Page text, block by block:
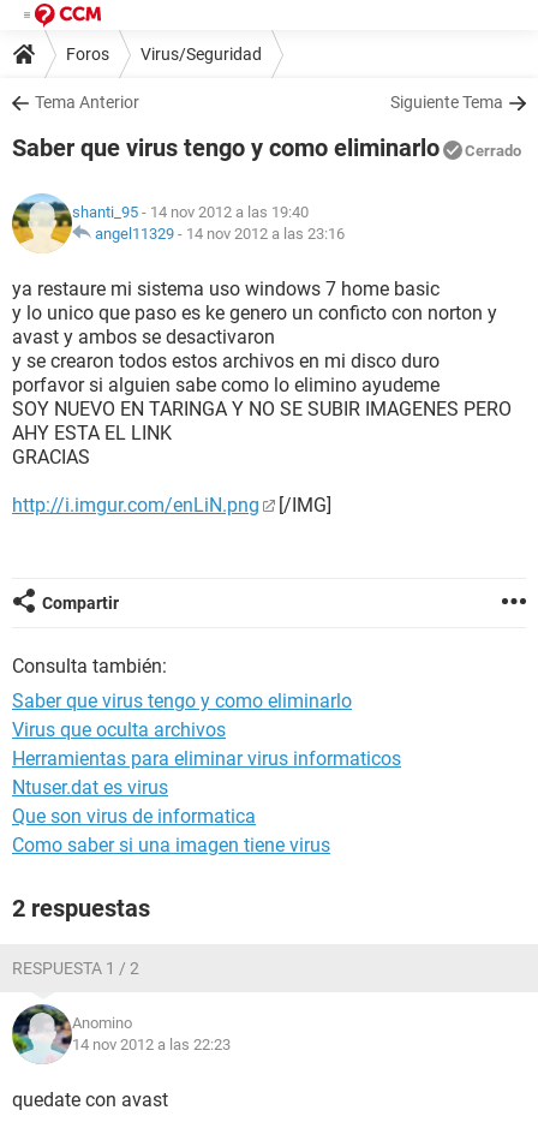
Foros Virus/Seguridad
Tema Anterior Siguiente Tema
Saber que virus tengo y como eliminarlo Cerrado
shanti_95 - 14 nov 2012 a las 19:40
angel11329 - 14 nov 2012 a las 23:16
ya restaure mi sistema uso windows 7 home basic
y lo unico que paso es ke genero un conficto con norton y
avast y ambos se desactivaron
y se crearon todos estos archivos en mi disco duro
porfavor si alguien sabe como lo elimino ayudeme
SOY NUEVO EN TARINGA Y NO SE SUBIR IMAGENES PERO
AHY ESTA EL LINK
GRACIAS
http://i.imgur.com/enLiN.png [/IMG]
Compartir
Consulta también:
Saber que virus tengo y como eliminarlo
Virus que oculta archivos
Herramientas para eliminar virus informaticos
Ntuser.dat es virus
Que son virus de informatica
Como saber si una imagen tiene virus
2 respuestas
RESPUESTA 1 / 2
Anomino
14 nov 2012 a las 22:23
quedate con avast